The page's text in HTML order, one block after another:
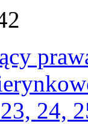
24,